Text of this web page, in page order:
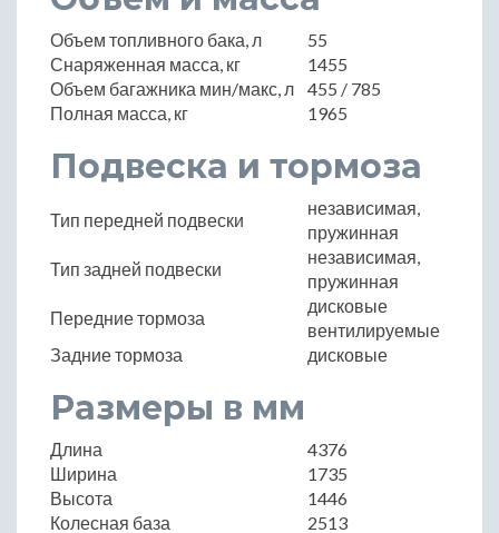
Объем топливного бака, л
55
Снаряженная масса, кг
1455
Объем багажника мин/макс, л
455 / 785
Полная масса, кг
1965
Подвеска и тормоза
Тип передней подвески
независимая,
пружинная
Тип задней подвески
независимая,
пружинная
Передние тормоза
дисковые
вентилируемые
Задние тормоза
дисковые
Размеры в мм
Длина
4376
Ширина
1735
Высота
1446
Колесная база
2513